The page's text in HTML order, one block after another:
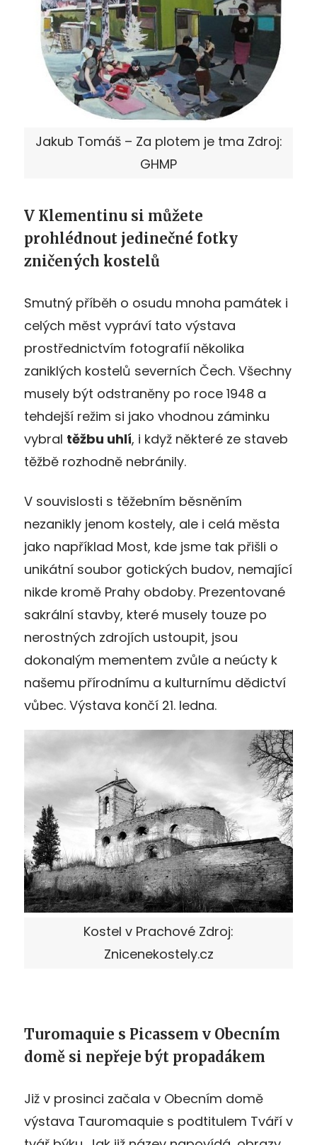
Jakub Tomáš – Za plotem je tma Zdroj:
GHMP
V Klementinu si můžete
prohlédnout jedinečné fotky
zničených kostelů
Smutný příběh o osudu mnoha památek i
celých měst vypráví tato výstava
prostřednictvím fotografií několika
zaniklých kostelů severních Čech. Všechny
musely být odstraněny po roce 1948 a
tehdejší režim si jako vhodnou záminku
vybral těžbu uhlí, i když některé ze staveb
těžbě rozhodně nebránily.
V souvislosti s těžebním běsněním
nezanikly jenom kostely, ale i celá města
jako například Most, kde jsme tak přišli o
unikátní soubor gotických budov, nemající
nikde kromě Prahy obdoby. Prezentované
sakrální stavby, které musely touze po
nerostných zdrojích ustoupit, jsou
dokonalým mementem zvůle a neúcty k
našemu přírodnímu a kulturnímu dědictví
vůbec. Výstava končí 21. ledna.
Kostel v Prachové Zdroj:
Znicenekostely.cz
Turomaquie s Picassem v Obecním
domě si nepřeje být propadákem
Již v prosinci začala v Obecním domě
výstava Tauromaquie s podtitulem Tváří v